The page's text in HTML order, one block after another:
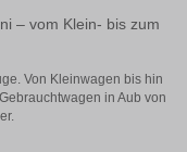
– vom Klein- bis zum
Von Kleinwagen bis hin
in Aub von